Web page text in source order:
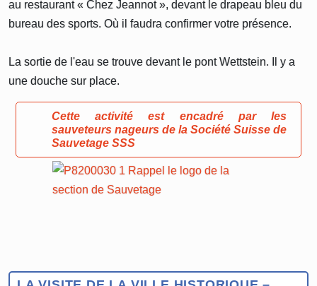
au restaurant « Chez Jeannot », devant le drapeau bleu du
bureau des sports. Où il faudra confirmer votre présence.
La sortie de l'eau se trouve devant le pont Wettstein. Il y a
une douche sur place.
Cette activité est encadré par les
sauveteurs nageurs de la Société Suisse de
Sauvetage SSS